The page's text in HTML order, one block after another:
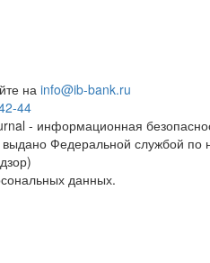
на info@ib-bank.ru
44
- информационная
выдано Федеральной службой по
данных.